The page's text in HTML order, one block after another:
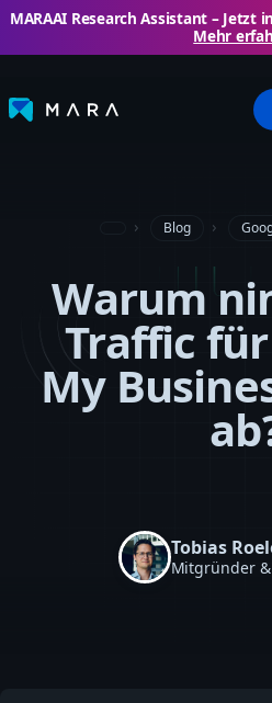
MARAAI Research Assistant – ​​Jetzt
Mehr
Blog
Warum
Traffic
My
Tobias
Mitgründer